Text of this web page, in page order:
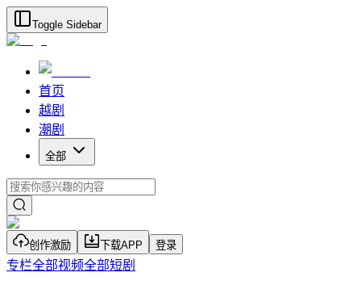
Toggle Sidebar
首页
越剧
潮剧
全部
创作激励 下载APP 登录
专栏全部视频全部短剧